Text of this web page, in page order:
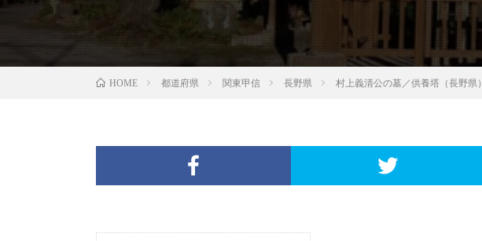
HOME 都道府県 関東甲信 長野県 村上義清公の墓／供養塔（長野県）